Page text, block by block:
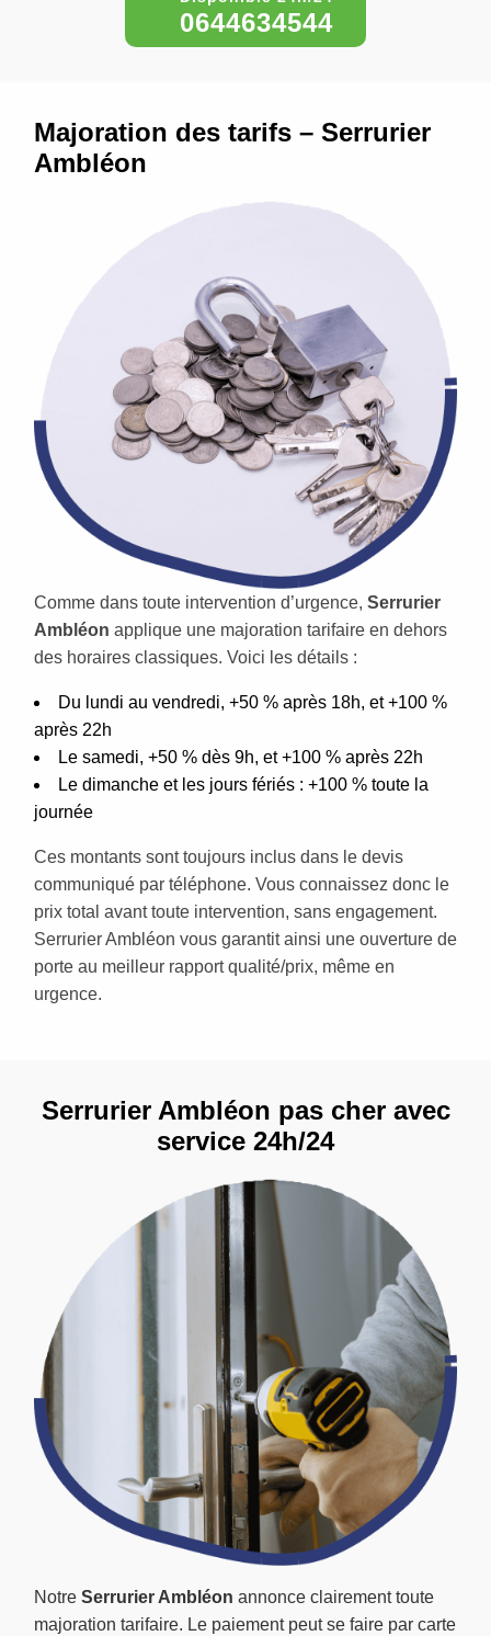
0644634544
Majoration des tarifs – Serrurier
Ambléon
Comme dans toute intervention d’urgence, Serrurier
Ambléon applique une majoration tarifaire en dehors
des horaires classiques. Voici les détails :
Du lundi au vendredi, +50 % après 18h, et +100 %
après 22h
Le samedi, +50 % dès 9h, et +100 % après 22h
Le dimanche et les jours fériés : +100 % toute la
journée
Ces montants sont toujours inclus dans le devis
communiqué par téléphone. Vous connaissez donc le
prix total avant toute intervention, sans engagement.
Serrurier Ambléon vous garantit ainsi une ouverture de
porte au meilleur rapport qualité/prix, même en
urgence.
Notre Serrurier Ambléon annonce clairement toute
majoration tarifaire. Le paiement peut se faire par carte
Serrurier Ambléon pas cher avec
service 24h/24